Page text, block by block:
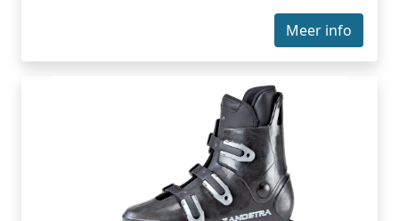
Meer info